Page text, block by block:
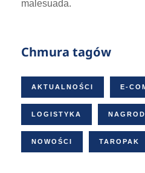
malesuada.
Chmura tagów
AKTUALNOŚCI E-
LOGISTYKA
NOWOŚCI TAROPAK